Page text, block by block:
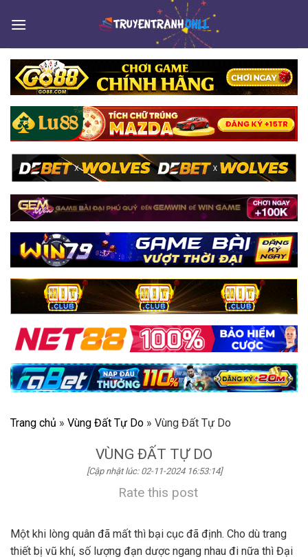
Trang chủ » Vùng Đất Tự Do » Vùng Đất Tự Do
VÙNG ĐẤT TỰ DO
[Cập nhật lúc: 02-11-2024 16:53:14]
Rate this post
Một khi lòng quân đã mất thì bại cục đã định. Cho dù trang
thiết bị vũ khí, số lượng đạn dược ngang nhau đi nữa thì Đại